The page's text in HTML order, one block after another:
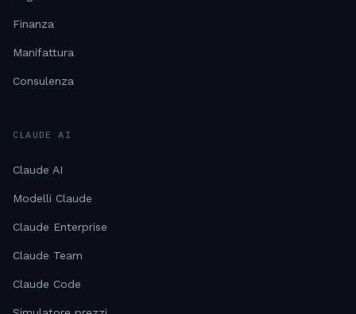
Finanza
Manifattura
Consulenza
CLAUDE AI
Claude AI
Modelli Claude
Claude Enterprise
Claude Team
Claude Code